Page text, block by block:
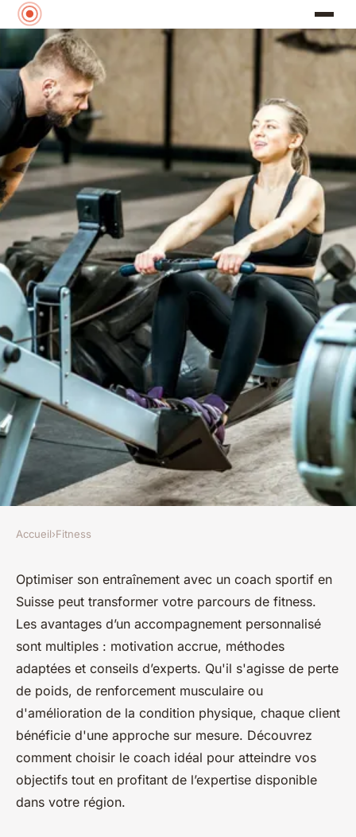
Optimisez votre entraînement
avec un coach sportif en
Suisse
Candice•9 décembre 2024•5 min de lecture
Accueil›Fitness
Optimiser son entraînement avec un coach sportif en
Suisse peut transformer votre parcours de fitness.
Les avantages d’un accompagnement personnalisé
sont multiples : motivation accrue, méthodes
adaptées et conseils d’experts. Qu'il s'agisse de perte
de poids, de renforcement musculaire ou
d'amélioration de la condition physique, chaque client
bénéficie d'une approche sur mesure. Découvrez
comment choisir le coach idéal pour atteindre vos
objectifs tout en profitant de l’expertise disponible
dans votre région.